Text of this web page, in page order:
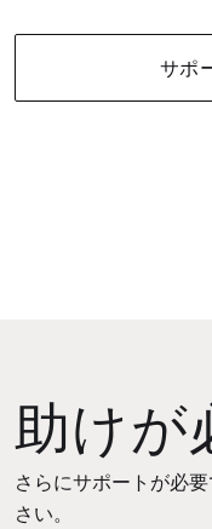
サポ
助けが
さらにサポートが必
さい。